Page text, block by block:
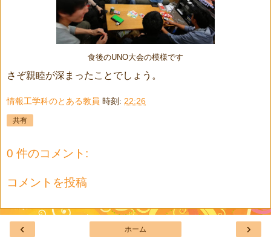
食後のUNO大会の模様です
さぞ親睦が深まったことでしょう。
情報工学科のとある教員 時刻: 22:26
共有
0 件のコメント:
コメントを投稿
‹ ›
ホーム